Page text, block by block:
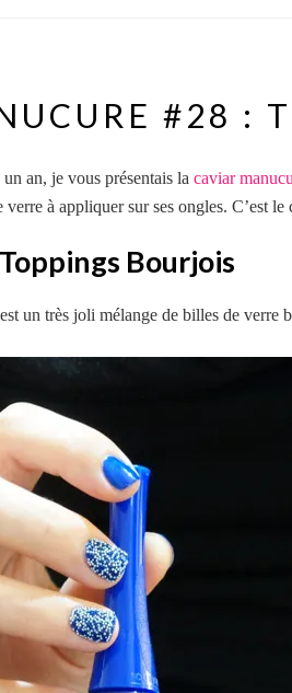
#28 :
an, je vous présentais la caviar
à appliquer sur ses ongles. C’est
Bourjois
un très joli mélange de billes de verre